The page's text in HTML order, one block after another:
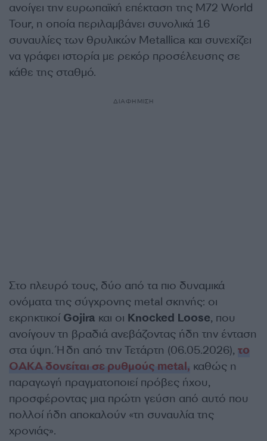
ανοίγει την ευρωπαϊκή επέκταση της M72 World
Tour, η οποία περιλαμβάνει συνολικά 16
συναυλίες των θρυλικών Metallica και συνεχίζει
να γράφει ιστορία με ρεκόρ προσέλευσης σε
κάθε της σταθμό.
ΔΙΑΦΗΜΙΣΗ
Στο πλευρό τους, δύο από τα πιο δυναμικά
ονόματα της σύγχρονης metal σκηνής: οι
εκρηκτικοί Gojira και οι Knocked Loose, που
ανοίγουν τη βραδιά ανεβάζοντας ήδη την ένταση
στα ύψη. Ήδη από την Τετάρτη (06.05.2026), το
ΟΑΚΑ δονείται σε ρυθμούς metal, καθώς η
παραγωγή πραγματοποιεί πρόβες ήχου,
προσφέροντας μια πρώτη γεύση από αυτό που
πολλοί ήδη αποκαλούν «τη συναυλία της
χρονιάς».